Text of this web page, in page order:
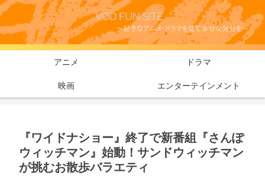
アニメ ドラマ
映画 エンターテインメント
『ワイドナショー』終了で新番組『さんぽ
ウィッチマン』始動！サンドウィッチマン
が挑むお散歩バラエティ